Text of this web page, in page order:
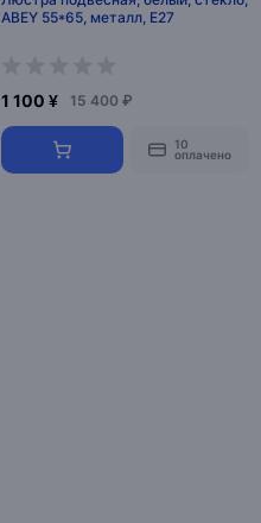
ABEY 55*65, металл, Е27
1 100 ¥ 15 400 ₽
10
оплачено